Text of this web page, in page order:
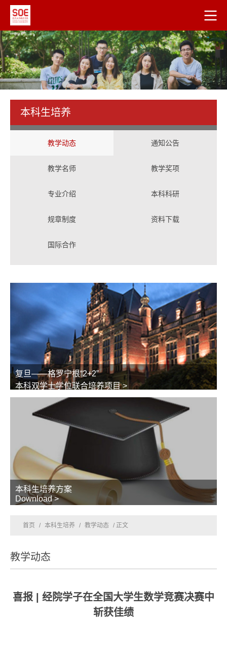
本科生培养
教学动态 通知公告
教学名师 教学奖项
专业介绍 本科科研
规章制度 资料下载
国际合作
复旦——格罗宁根“2+2”
本科双学士学位联合培养项目 >
本科生培养方案
Download >
首页 / 本科生培养 / 教学动态 / 正文
教学动态
喜报 | 经院学子在全国大学生数学竞赛决赛中
斩获佳绩